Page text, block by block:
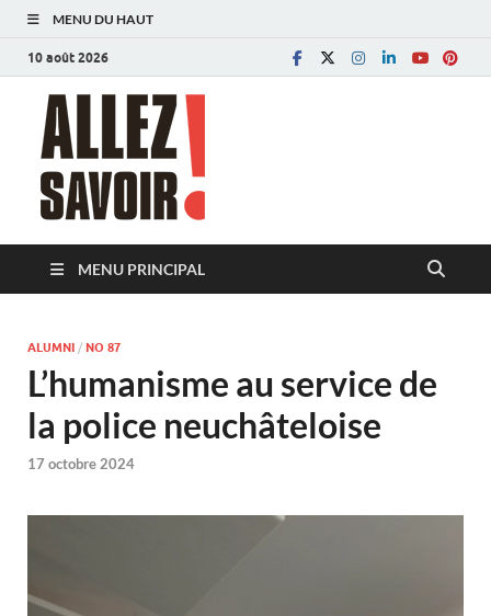
MENU DU HAUT
10 août 2026
MENU PRINCIPAL
ALUMNI / NO 87
L’humanisme au service de
la police neuchâteloise
17 octobre 2024